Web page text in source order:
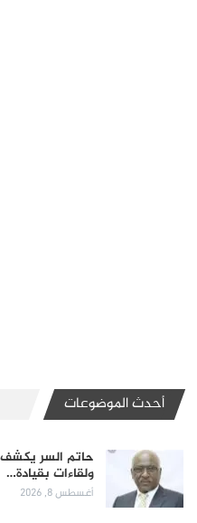
أحدث الموضوعات
حاتم السر
ولقاءات بقيادة…
أغسطس 8, 2026